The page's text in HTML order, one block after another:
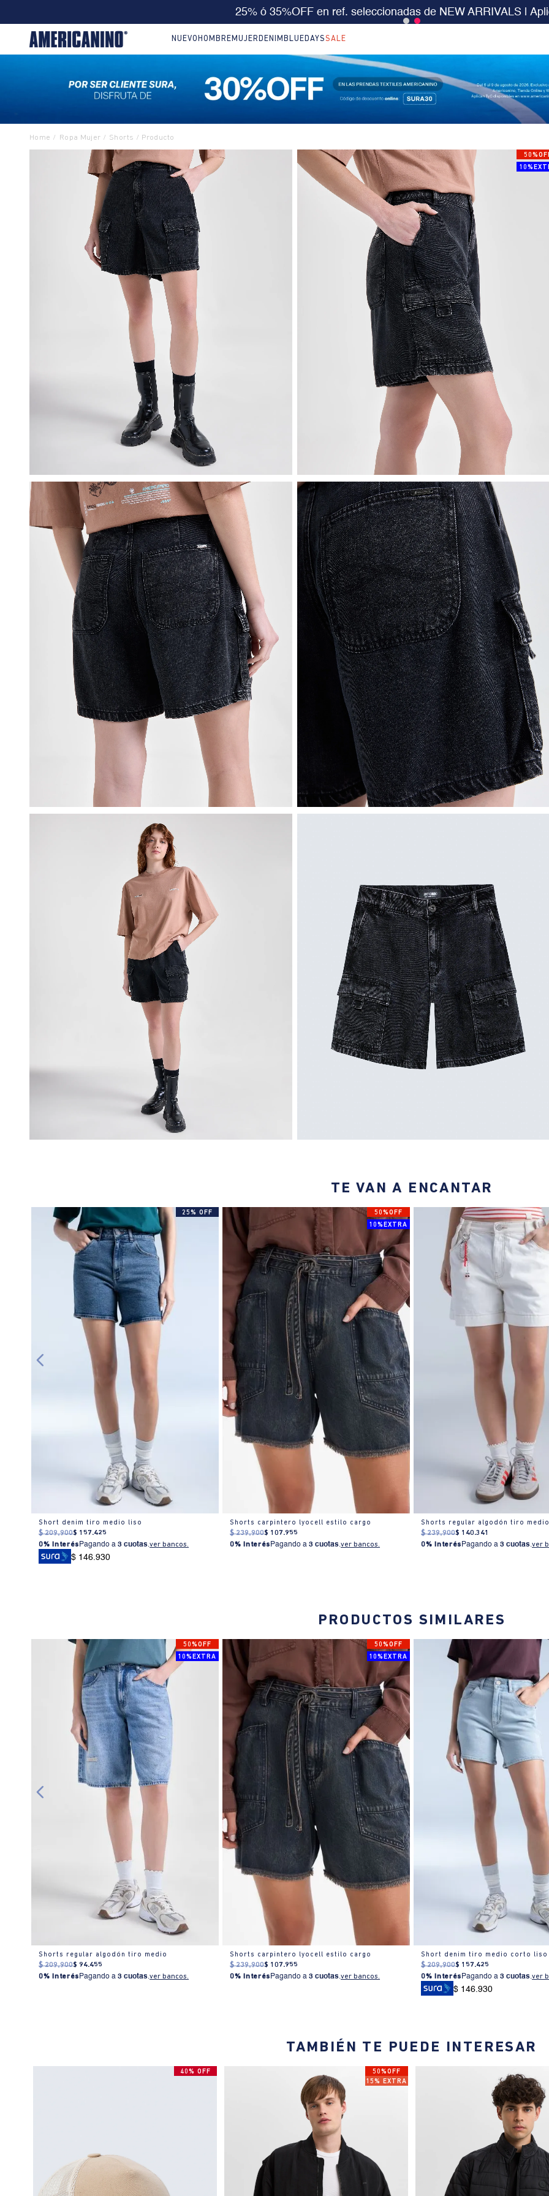
10% EXTRA en compras desde $199.000 | 15% EXTRA desde $400.000 en SALE |
NUEVO HOMBRE MUJER DENIM BLUEDAYSSALE
Ropa Mujer Shorts
TE VAN A ENCANTAR
25% OFF
Short denim tiro medio liso
$ 209.900$ 157.425
0% Interés Pagando a3 cuotas.ver bancos.
$ 146.930
50%OFF
10%EXTRA
Shorts carpintero lyocell estilo cargo
$ 239.900$ 107.955
0% Interés Pagando a3 cuotas.ver bancos.
Shorts regular algodón tiro medio
$ 239.900$ 140.341
0% Interés Pagando a3 cuotas.ver
PRODUCTOS SIMILARES
50%OFF
10%EXTRA
Shorts regular algodón tiro medio
$ 209.900$ 94.455
0% Interés Pagando a3 cuotas.ver bancos.
50%OFF
10%EXTRA
Shorts carpintero lyocell estilo cargo
$ 239.900$ 107.955
0% Interés Pagando a3 cuotas.ver bancos.
Short denim tiro medio corto liso
$ 209.900$ 157.425
0% Interés Pagando a3 cuotas.ver
$ 146.930
TAMBIÉN TE PUEDE INTERESAR
40% OFF
50%OFF
15% EXTRA